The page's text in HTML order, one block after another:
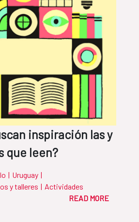
inspiración las y
que leen?
| Uruguay |
y talleres | Actividades
READ MORE